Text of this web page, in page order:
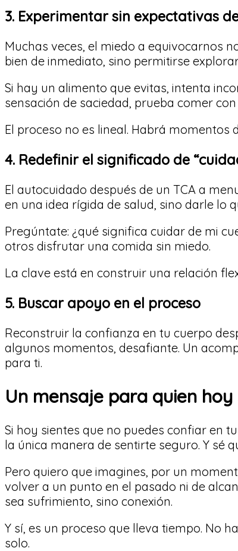
3. Experimentar sin expectativas
Muchas veces, el miedo a equivocarnos
bien de inmediato, sino permitirse
Si hay un alimento que evitas, intenta
sensación de saciedad, prueba comer
El proceso no es lineal. Habrá
4. Redefinir el significado de
El autocuidado después de un TCA a
en una idea rígida de salud, sino darle lo
Pregúntate: ¿qué significa cuidar de mi
otros disfrutar una comida sin miedo.
La clave está en construir una relación
5. Buscar apoyo en el proceso
Reconstruir la confianza en tu cuerpo
algunos momentos, desafiante. Un
para ti.
Un mensaje para quien
Si hoy sientes que no puedes confiar en
la única manera de sentirte seguro. Y sé
Pero quiero que imagines, por un
volver a un punto en el pasado ni de
sea sufrimiento, sino conexión.
Y sí, es un proceso que lleva tiempo. No
solo.